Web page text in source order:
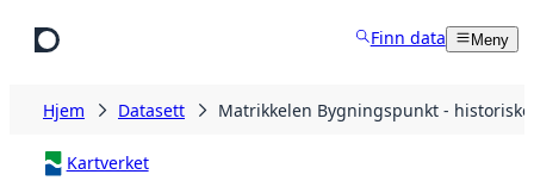
Finn data Meny
Hjem Datasett Matrikkelen Bygningspunkt -
Kartverket